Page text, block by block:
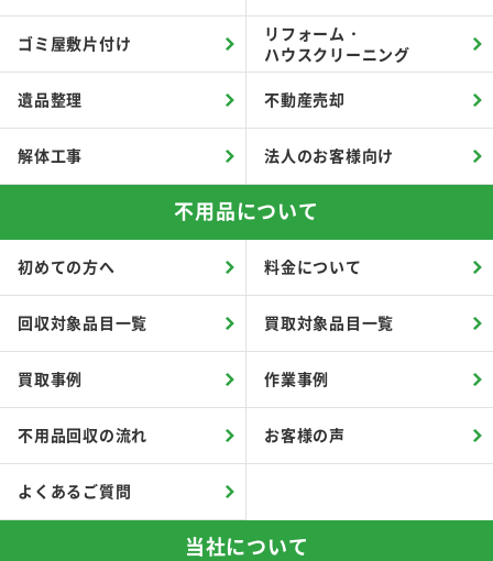
ゴミ屋敷片付け
リフォーム・
ハウスクリーニング
遺品整理 不動産売却
解体工事 法人のお客様向け
不用品について
初めての方へ 料金について
回収対象品目一覧 買取対象品目一覧
買取事例 作業事例
不用品回収の流れ お客様の声
よくあるご質問
当社について